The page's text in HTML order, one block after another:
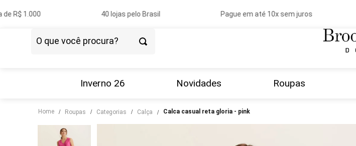
R$ 1.000 40 lojas pelo Brasil Pague em até 10x sem juros
Inverno 26 Novidades Roupas
Home roupas categorias calça calca casual reta gloria - pink
3º
calça
blusa